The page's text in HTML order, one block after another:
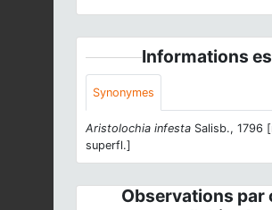
Informations
Synonymes
Aristolochia infesta Salisb., 1796
superfl.]
Observations par